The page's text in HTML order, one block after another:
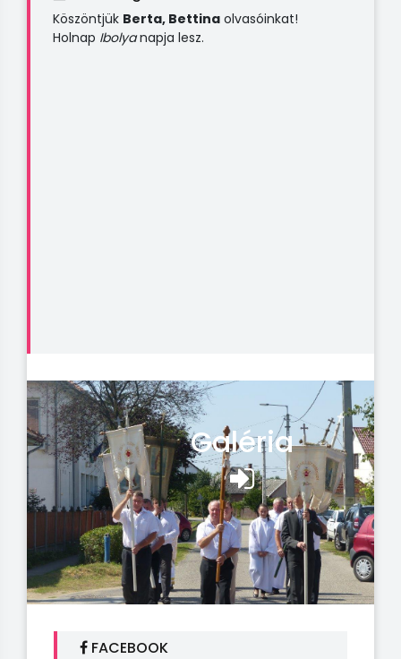
Köszöntjük Berta, Bettina olvasóinkat!
Holnap Ibolyanapja lesz.
Galéria
FACEBOOK